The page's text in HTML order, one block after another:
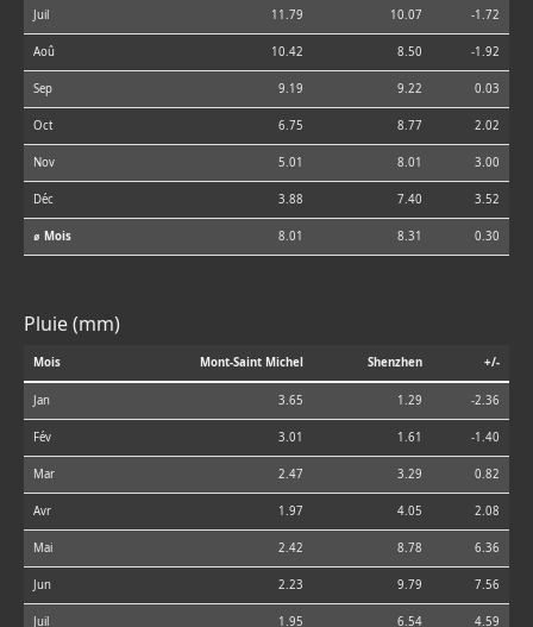
Juil 11.79 10.07 -1.72
Aoû 10.42 8.50 -1.92
Sep 9.19 9.22 0.03
Oct 6.75 8.77 2.02
Nov 5.01 8.01 3.00
Déc 3.88 7.40 3.52
⌀ Mois 8.01 8.31 0.30
Pluie (mm)
Mois Mont-Saint Michel Shenzhen +/-
Jan 3.65 1.29 -2.36
Fév 3.01 1.61 -1.40
Mar 2.47 3.29 0.82
Avr 1.97 4.05 2.08
Mai 2.42 8.78 6.36
Jun 2.23 9.79 7.56
Juil 1.95 6.54 4.59